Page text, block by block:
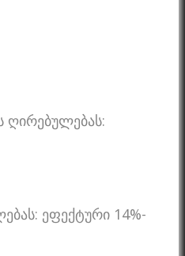
ეფექტური 14%-